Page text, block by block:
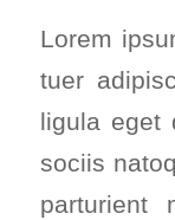
Lorem
tuer
ligu­la eget
soci­is
par­tu­ri­ent